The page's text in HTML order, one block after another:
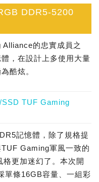
DDR5-5200
的忠實成員之
，在設計上多使用大量
酷炫。
TUF Gaming
記憶體，除了規格提
Gaming軍風一致的
更加迷幻了。本次開
單條16GB容量、一組彩